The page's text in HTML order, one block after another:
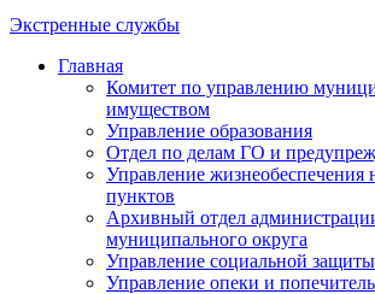
Экстренные службы
Главная
Комитет по управлению
имуществом
Управление образования
Отдел по делам ГО и
Управление жизнеобеспечения
пунктов
Архивный отдел
муниципального округа
Управление социальной
Управление опеки и